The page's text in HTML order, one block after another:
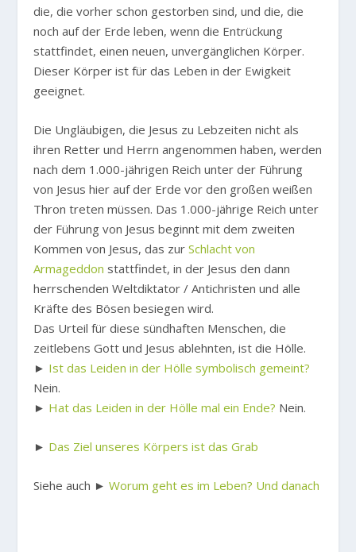
die, die vorher schon gestorben sind, und die, die
noch auf der Erde leben, wenn die Entrückung
stattfindet, einen neuen, unvergänglichen Körper.
Dieser Körper ist für das Leben in der Ewigkeit
geeignet.
Die Ungläubigen, die Jesus zu Lebzeiten nicht als
ihren Retter und Herrn angenommen haben, werden
nach dem 1.000-jährigen Reich unter der Führung
von Jesus hier auf der Erde vor den großen weißen
Thron treten müssen. Das 1.000-jährige Reich unter
der Führung von Jesus beginnt mit dem zweiten
Kommen von Jesus, das zurSchlacht von
Armageddon stattfindet, in der Jesus den dann
herrschenden Weltdiktator / Antichristen und alle
Kräfte des Bösen besiegen wird.
Das Urteil für diese sündhaften Menschen, die
zeitlebens Gott und Jesus ablehnten, ist die Hölle.
► Ist das Leiden in der Hölle symbolisch gemeint?
Nein.
► Hat das Leiden in der Hölle mal ein Ende? Nein.
► Das Ziel unseres Körpers ist das Grab
Siehe auch ►Worum geht es im Leben? Und danach